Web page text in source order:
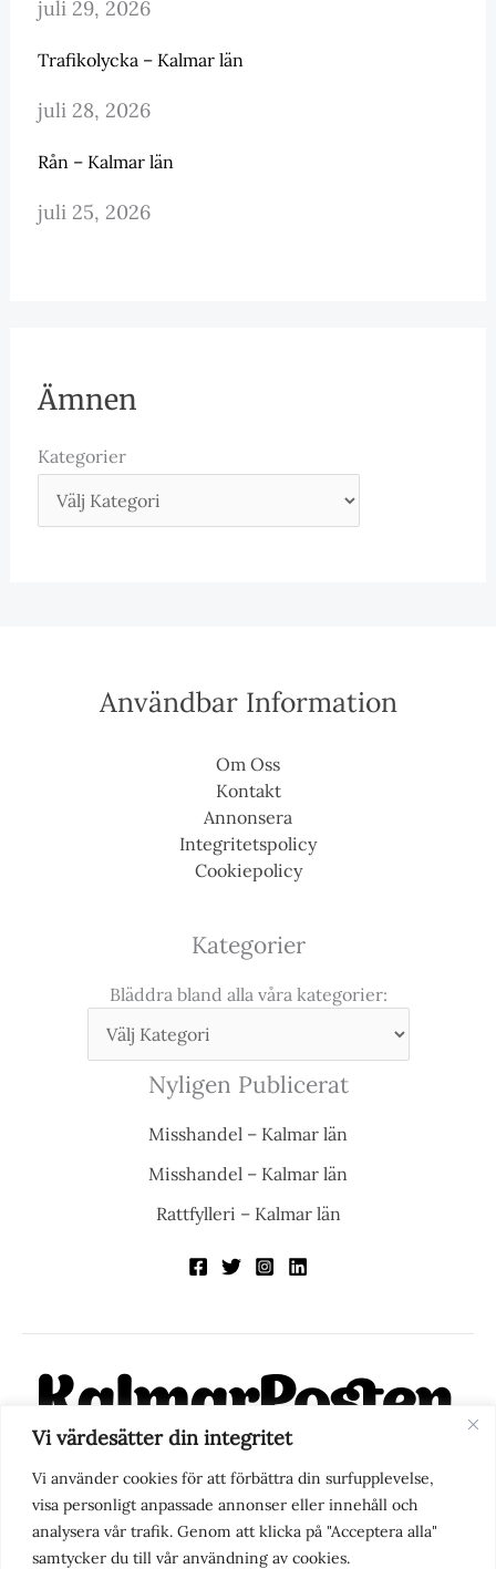
Vi värdesätter din integritet
Vi använder cookies för att förbättra din surfupplevelse,
visa personligt anpassade annonser eller innehåll och
analysera vår trafik. Genom att klicka på "Acceptera alla"
samtycker du till vår användning av cookies.
juli 29, 2026
Trafikolycka – Kalmar län
juli 28, 2026
Rån – Kalmar län
juli 25, 2026
Ämnen
Kategorier
Användbar Information
Om Oss
Kontakt
Annonsera
Integritetspolicy
Cookiepolicy
Kategorier
Bläddra bland alla våra kategorier:
Nyligen Publicerat
Misshandel – Kalmar län
Misshandel – Kalmar län
Rattfylleri – Kalmar län
KalmarPosten är en modern lokalnyhetstidning på nätet. Med
fokus på Kalmarregionen, men också med blick för det större
perspektivet, vill vi vara din självklara kanal för nyheter,
berättelser och engagemang. KalmarPosten grundades 1988 och
fick nya ägare 2025.